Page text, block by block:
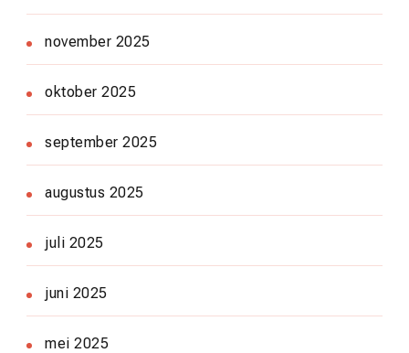
november 2025
oktober 2025
september 2025
augustus 2025
juli 2025
juni 2025
mei 2025